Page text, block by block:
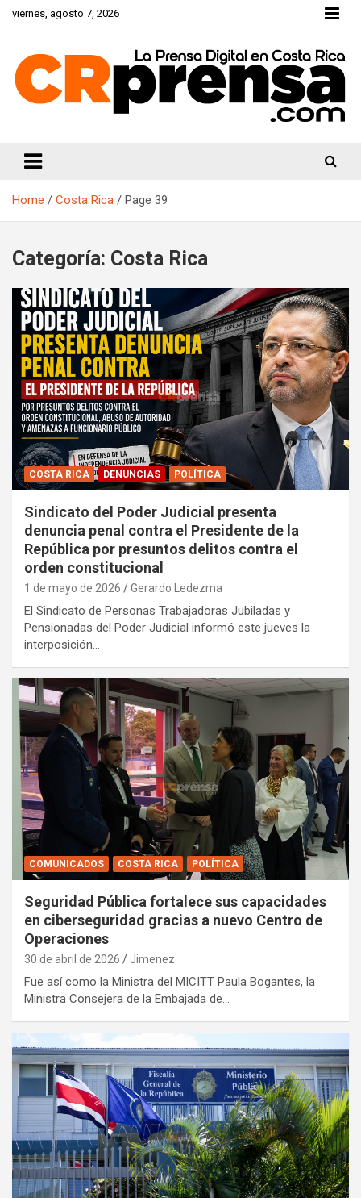
Skipviernes, agosto 7, 2026
Home Costa Rica Page 39
Categoría: Costa Rica
COSTA RICA DENUNCIAS POLÍTICA
Sindicato del Poder Judicial presenta
denuncia penal contra el Presidente de la
República por presuntos delitos contra el
orden constitucional
1 de mayo de 2026 Gerardo Ledezma
El Sindicato de Personas Trabajadoras Jubiladas y
Pensionadas del Poder Judicial informó este jueves la
interposición…
COMUNICADOS COSTA RICA POLÍTICA
Seguridad Pública fortalece sus capacidades
en ciberseguridad gracias a nuevo Centro de
Operaciones
30 de abril de 2026 Jimenez
Fue así como la Ministra del MICITT Paula Bogantes, la
Ministra Consejera de la Embajada de…